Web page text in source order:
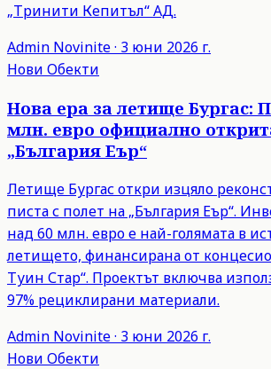
„Тринити Кепитъл“ АД.
Admin Novinite· 3 юни 2026 г.
Нови Обекти
Нова ера за летище Бургас:
млн. евро официално
„България Еър“
Летище Бургас откри изцяло
писта с полет на „България Еър“.
над 60 млн. евро е най-голямата в
летището, финансирана от
Туин Стар“. Проектът включва
97% рециклирани материали.
Admin Novinite· 3 юни 2026 г.
Нови Обекти